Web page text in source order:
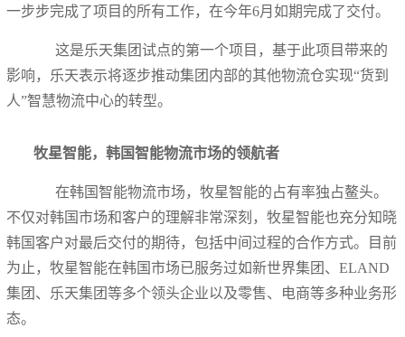
一步步完成了项目的所有工作，在今年6月如期完成了交付。
这是乐天集团试点的第一个项目，基于此项目带来的
影响，乐天表示将逐步推动集团内部的其他物流仓实现“货到
人”智慧物流中心的转型。
牧星智能，韩国智能物流市场的领航者
在韩国智能物流市场，牧星智能的占有率独占鳌头。
不仅对韩国市场和客户的理解非常深刻，牧星智能也充分知晓
韩国客户对最后交付的期待，包括中间过程的合作方式。目前
为止，牧星智能在韩国市场已服务过如新世界集团、ELAND
集团、乐天集团等多个领头企业以及零售、电商等多种业务形
态。